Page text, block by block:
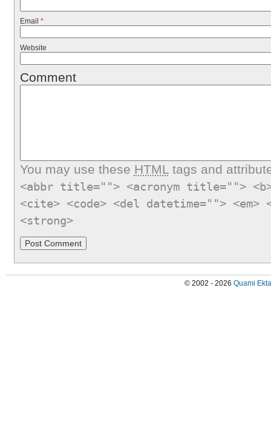
Email *
Website
Comment
You may use these HTMLtags and
<abbr title=""> <acronym title="">
<cite> <code> <del datetime="">
<strong>
© 2002 - 2026 Quami